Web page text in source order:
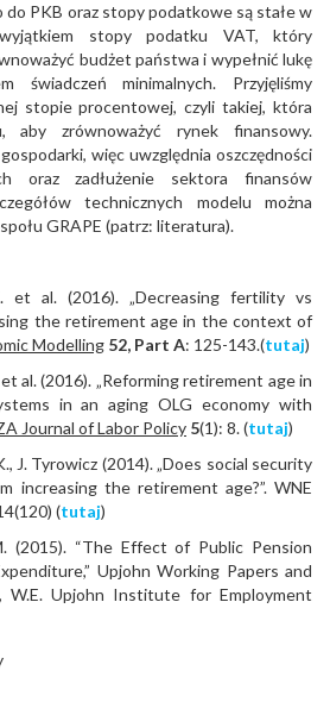
do PKB oraz stopy podatkowe są stałe w
stopy podatku VAT, który
budżet państwa i wypełnić lukę
świadczeń minimalnych. Przyjęliśmy
stopie procentowej, czyli takiej, która
aby zrównoważyć rynek finansowy.
więc uwzględnia oszczędności
oraz zadłużenie sektora finansów
technicznych modelu można
GRAPE (patrz: literatura).
et al. (2016). „Decreasing fertility vs
the retirement age in the context of
Modelling 52, Part A: 125-143.(tutaj)
al. (2016). „Reforming retirement age in
in an aging OLG economy with
Journal of Labor Policy 5(1): 8. (tutaj)
J. Tyrowicz (2014). „Does social security
increasing the retirement age?”. WNE
(tutaj)
(2015). “The Effect of Public Pension
Upjohn Working Papers and
W.E. Upjohn Institute for Employment